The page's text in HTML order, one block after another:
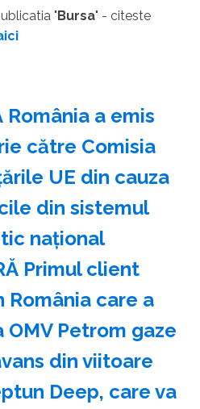
"Bursa" - citeste
România a emis
către Comisia
UE din cauza
din sistemul
național
Primul client
România care a
Petrom gaze
din viitoare
Deep, care va